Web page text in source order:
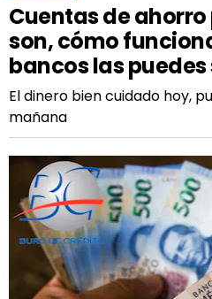
Cuentas de
son, cómo
bancos las
El dinero bien cuidado hoy,
mañana